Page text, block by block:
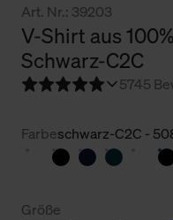
Art. Nr.: 39203
V-Shirt aus
Schwarz-C2C
5745
Farbeschwarz-C2C -
Größe